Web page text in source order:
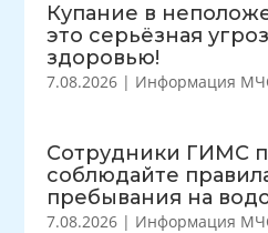
Купание в
это серьёзная
здоровью!
7.08.2026 | Информация
Сотрудники ГИМС
соблюдайте
пребывания на
7.08.2026 | Информация